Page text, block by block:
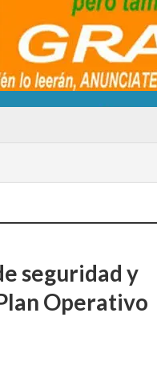
seguridad y
Operativo